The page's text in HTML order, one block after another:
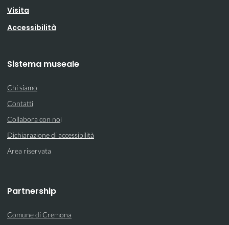
Visita
Accessibilità
Sistema museale
Chi siamo
Contatti
Collabora con noi
Dichiarazione di accessibilità
Area riservata
Partnership
Comune di Cremona